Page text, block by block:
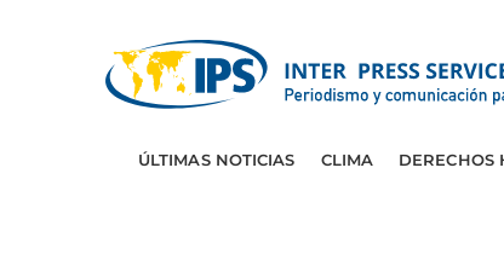
ÚLTIMAS NOTICIAS CLIMA DERECHOS